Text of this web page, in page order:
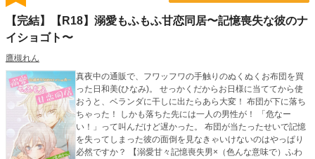
【完結】【R18】溺愛もふもふ甘恋同居〜記憶喪失な彼のナ
イショゴト〜
鷹槻れん
真夜中の通販で、フワッフワの手触りのぬくぬくお布団を買
った日和美(ひなみ)。 せっかくだからお日様に当ててから使
おうと、ベランダに干しに出たらあら大変！ 布団が下に落ち
ちゃった！ しかも落ちた先には一人の男性が！ 「危なー
い！」って叫んだけど遅かった。 布団が当たったせいで記憶
を失ってしまった彼の面倒を見なきゃいけないのはやっぱり
必然ですか？ 【溺愛甘々記憶喪失男×（色んな意味で）ふわ